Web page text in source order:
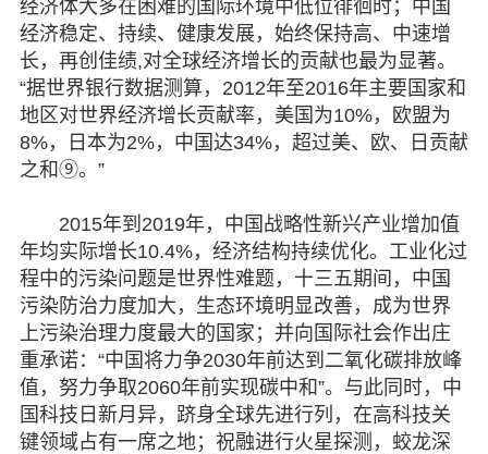
经济体大多在困难的国际环境中低位徘徊时；中国
经济稳定、持续、健康发展，始终保持高、中速增
长，再创佳绩,对全球经济增长的贡献也最为显著。
“据世界银行数据测算，2012年至2016年主要国家和
地区对世界经济增长贡献率，美国为10%，欧盟为
8%，日本为2%，中国达34%，超过美、欧、日贡献
之和⑨。”
2015年到2019年，中国战略性新兴产业增加值
年均实际增长10.4%，经济结构持续优化。工业化过
程中的污染问题是世界性难题，十三五期间，中国
污染防治力度加大，生态环境明显改善，成为世界
上污染治理力度最大的国家；并向国际社会作出庄
重承诺：“中国将力争2030年前达到二氧化碳排放峰
值，努力争取2060年前实现碳中和”。与此同时，中
国科技日新月异，跻身全球先进行列，在高科技关
键领域占有一席之地；祝融进行火星探测，蛟龙深